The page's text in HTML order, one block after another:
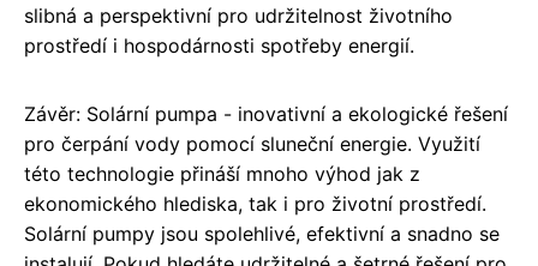
slibná a perspektivní pro udržitelnost životního
prostředí i hospodárnosti spotřeby energií.
Závěr: Solární pumpa - inovativní a ekologické řešení
pro čerpání vody pomocí sluneční energie. Využití
této technologie přináší mnoho výhod jak z
ekonomického hlediska, tak i pro životní prostředí.
Solární pumpy jsou spolehlivé, efektivní a snadno se